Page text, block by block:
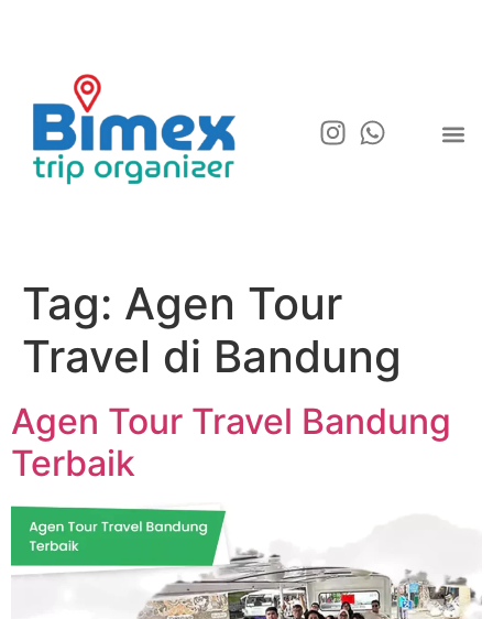
Tag: Agen Tour
Travel di Bandung
Agen Tour Travel Bandung
Terbaik